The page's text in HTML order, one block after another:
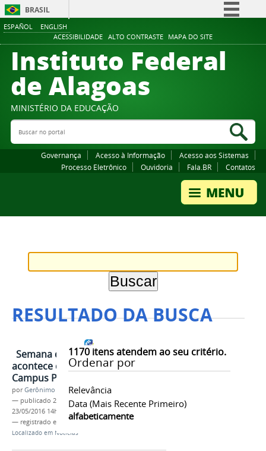
ESPAÑOL ENGLISH
ACESSIBILIDADE ALTO CONTRASTE MAPA DO SITE
BRASIL
Comunica BR
Participe
Canais
Instituto Federal
de Alagoas
MINISTÉRIO DA EDUCAÇÃO
Buscar no portal
Governança Acesso à Informação
Acesso aos Sistemas
Processo Eletrônico
Ouvidoria Fala.BR Contatos
RESULTADO DA BUSCA
1170itens atendem ao seu critério.
Ordenar por
Relevância
Data (mais Recente Primeiro)
alfabeticamente
Semana de Meio Ambiente
acontece de 7 a 9 de junho no
Campus Penedo
porGerônimo Vicente Santos
— publicado 23/05/2016 — última modificação
23/05/2016 14h35
— registrado em:
Mais,Aluno
Localizado em Notícias